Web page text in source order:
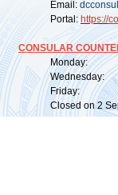
Email:
Portal: https://
CONSULAR
Monday:
Wednesday:
Friday:
Closed on 2